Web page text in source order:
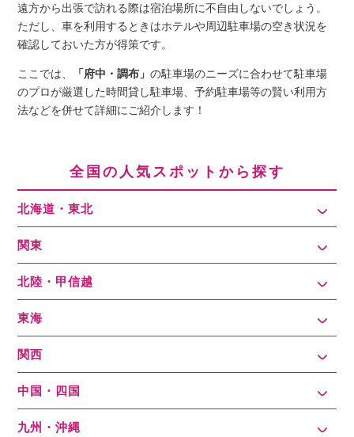
遠方から出張で訪れる際は宿泊場所に不自由しないでしょう。
ただし、車を利用するときはホテルや周辺駐車場の空き状況を
確認しておいた方が得策です。
ここでは、 「府中・調布」の駐車場のニーズに合わせて駐車場
のプロが厳選した時間貸し駐車場、予約駐車場等の賢い利用方
法などを併せて詳細にご紹介します！
全国の人気スポットから探す
北海道・東北
関東
北陸・甲信越
東海
関西
中国・四国
九州・沖縄